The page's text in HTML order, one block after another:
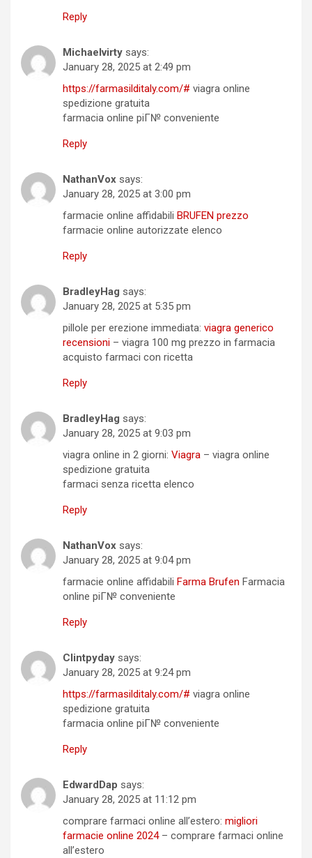
Reply
Michaelvirty says:
January 28, 2025 at 2:49 pm
https://farmasilditaly.com/# viagra online
spedizione gratuita
farmacia online piГ№ conveniente
Reply
NathanVox says:
January 28, 2025 at 3:00 pm
farmacie online affidabili BRUFEN prezzo
farmacie online autorizzate elenco
Reply
BradleyHag says:
January 28, 2025 at 5:35 pm
pillole per erezione immediata: viagra generico
recensioni – viagra 100 mg prezzo in farmacia
acquisto farmaci con ricetta
Reply
BradleyHag says:
January 28, 2025 at 9:03 pm
viagra online in 2 giorni: Viagra – viagra online
spedizione gratuita
farmaci senza ricetta elenco
Reply
NathanVox says:
January 28, 2025 at 9:04 pm
farmacie online affidabili Farma Brufen Farmacia
online piГ№ conveniente
Reply
Clintpyday says:
January 28, 2025 at 9:24 pm
https://farmasilditaly.com/# viagra online
spedizione gratuita
farmacia online piГ№ conveniente
Reply
EdwardDap says:
January 28, 2025 at 11:12 pm
comprare farmaci online all’estero: migliori
farmacie online 2024– comprare farmaci online
all’estero